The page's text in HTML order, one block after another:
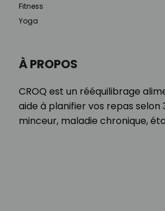
À PROPOS
CROQ est un rééquilibrage
aide à planifier vos repas selon
minceur, maladie chronique,
Fitness
Yoga